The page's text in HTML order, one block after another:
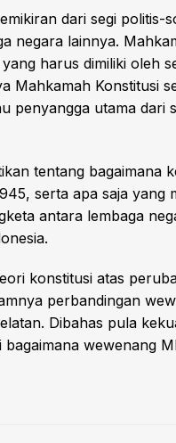
dari segi politis-
negara lainnya.
harus dimiliki oleh
Mahkamah Konstitusi
penyangga utama dari
tentang bagaimana
serta apa saja yang
antara lembaga
konstitusi atas
perbandingan
Dibahas pula
wewenang